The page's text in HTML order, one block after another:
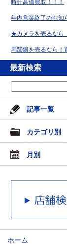
時計高価買取！！！
年内営業終了のお知
★カメラを売るな
馬蹄銀を売るなら
最新検索
記事一覧
カテゴリ別
月別
ホーム